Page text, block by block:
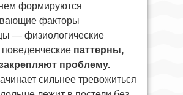
формируются
факторы
— физиологические
паттерны,
проблему.
сильнее тревожиться